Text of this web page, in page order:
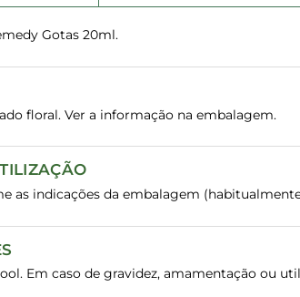
Gotas 20ml.
floral. Ver a informação na embalagem.
as indicações da embalagem
Em caso de gravidez, amamentação ou